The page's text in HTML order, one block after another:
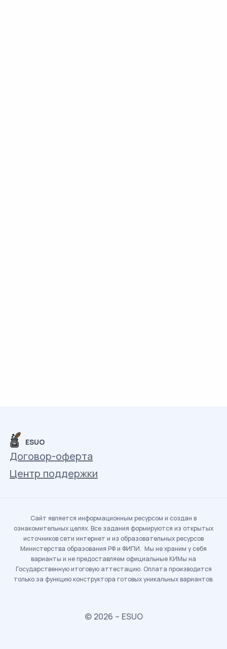
ESUO
Договор-оферта
Центр поддержки
Сайт является информационным ресурсом и создан в
ознакомительных целях. Все задания формируются из открытых
источников сети интернет и из образовательных ресурсов
Министерства образования РФ и ФИПИ. Мы не храним у себя
варианты и не предоставляем официальные КИМы на
Государственную итоговую аттестацию. Оплата производится
только за функцию конструктора готовых уникальных вариантов.
© 2026 – ESUO